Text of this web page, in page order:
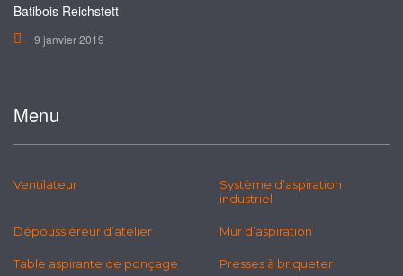
Batibois Reichstett
9 janvier 2019
Menu
Ventilateur
Système d’aspiration
industriel
Dépoussiéreur d’atelier Mur d’aspiration
Table aspirante de ponçage Presses à briqueter